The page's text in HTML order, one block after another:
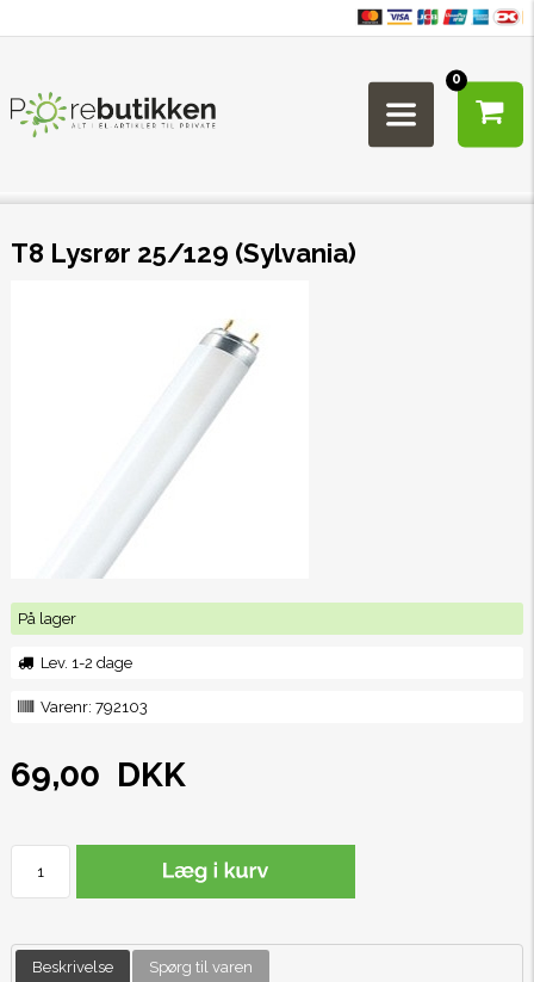
0
T8 Lysrør 25/129 (Sylvania)
På lager
Lev. 1-2 dage
Varenr: 792103
69,00 DKK
Beskrivelse Spørg til varen